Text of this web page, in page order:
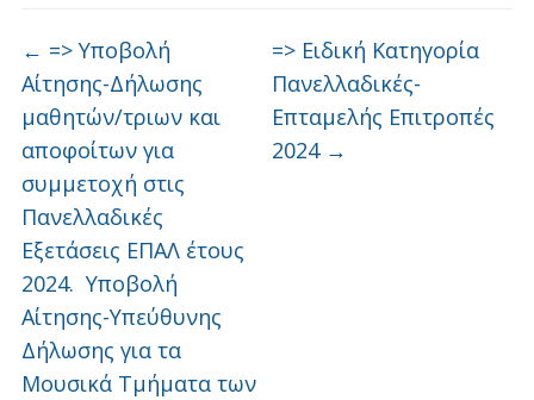
← => Υποβολή
Αίτησης-Δήλωσης
μαθητών/τριων και
αποφοίτων για
συμμετοχή στις
Πανελλαδικές
Εξετάσεις ΕΠΑΛ έτους
2024. Υποβολή
Αίτησης-Υπεύθυνης
Δήλωσης για τα
Μουσικά Τμήματα των
=> Ειδική Κατηγορία
Πανελλαδικές-
Επταμελής Επιτροπές
2024 →